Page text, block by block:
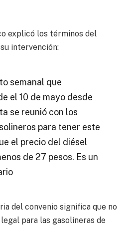
explicó los términos del
intervención:
semanal que
el 10 de mayo desde
se reunió con los
para tener este
el precio del diésel
de 27 pesos. Es un
del convenio significa que no
para las gasolineras de